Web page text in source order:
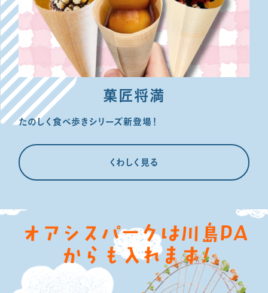
菓匠将満
たのしく食べ歩きシリーズ新登場！
くわしく見る
オアシスパークは川島PA
からも入れます!